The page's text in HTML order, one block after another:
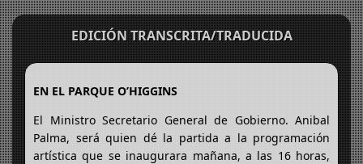
EDICIÓN TRANSCRITA/TRADUCIDA
EN EL PARQUE O’HIGGINS
El Ministro Secretario General de Gobierno. Anibal
Palma, será quien dé la partida a la programación
artística que se inaugurara mañana, a las 16 horas,